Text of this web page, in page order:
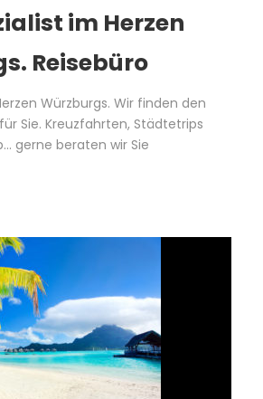
im Herzen
Reisebüro
Würzburgs. Wir finden den
Sie. Kreuzfahrten, Städtetrips
gerne beraten wir Sie